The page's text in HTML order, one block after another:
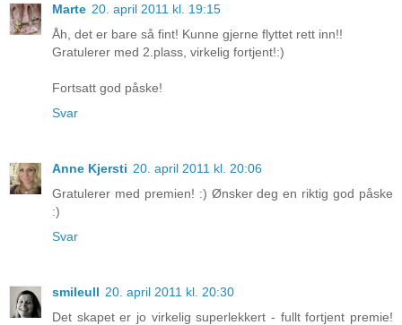
Marte 20. april 2011 kl. 19:15
Åh, det er bare så fint! Kunne gjerne flyttet rett inn!!
Gratulerer med 2.plass, virkelig fortjent!:)
Fortsatt god påske!
Svar
Anne Kjersti 20. april 2011 kl. 20:06
Gratulerer med premien! :) Ønsker deg en riktig god påske
:)
Svar
smileull 20. april 2011 kl. 20:30
Det skapet er jo virkelig superlekkert - fullt fortjent premie!